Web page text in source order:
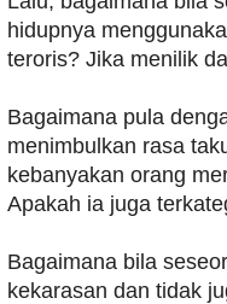
hidupnya
teroris? Jika menilik
Bagaimana pula
menimbulkan rasa
kebanyakan orang
Apakah ia juga
Bagaimana bila
kekarasan dan tidak